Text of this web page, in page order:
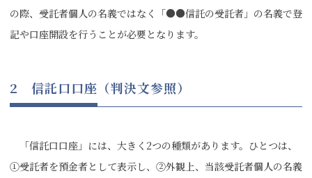
の際、受託者個人の名義ではなく「●●信託の受託者」の名義で登
記や口座開設を行うことが必要となります。
2 信託口口座（判決文参照）
「信託口口座」には、大きく2つの種類があります。ひとつは、
①受託者を預金者として表示し、②外観上、当該受託者個人の名義